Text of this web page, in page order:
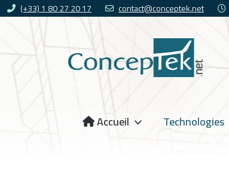
(+33) 1 80 27 20 17 contact@conceptek.net
Accueil Technologies